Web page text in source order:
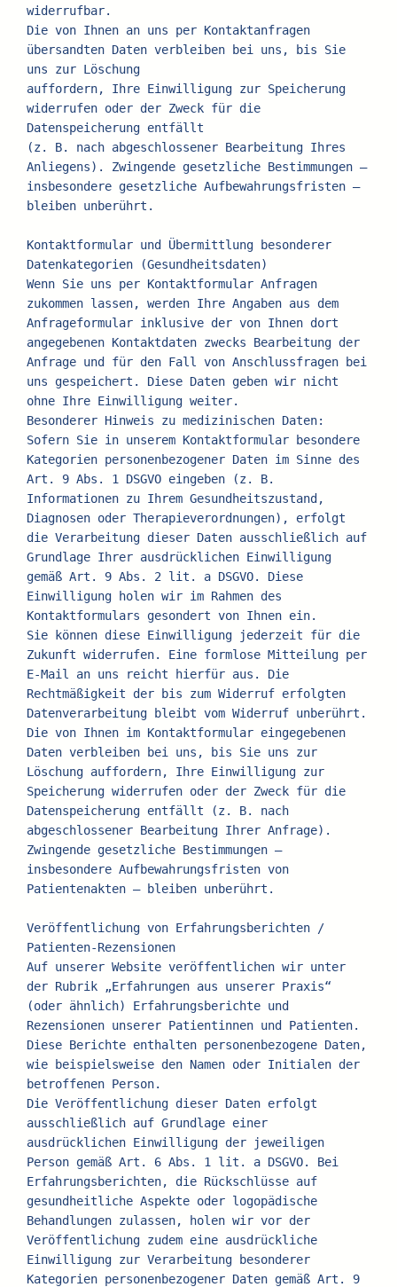
widerrufbar.
Die von Ihnen an uns per Kontaktanfragen
übersandten Daten verbleiben bei uns, bis Sie
uns zur Löschung
auffordern, Ihre Einwilligung zur Speicherung
widerrufen oder der Zweck für die
Datenspeicherung entfällt
(z. B. nach abgeschlossener Bearbeitung Ihres
Anliegens). Zwingende gesetzliche Bestimmungen –
insbesondere gesetzliche Aufbewahrungsfristen –
bleiben unberührt.
Kontaktformular und Übermittlung besonderer
Datenkategorien (Gesundheitsdaten)
Wenn Sie uns per Kontaktformular Anfragen
zukommen lassen, werden Ihre Angaben aus dem
Anfrageformular inklusive der von Ihnen dort
angegebenen Kontaktdaten zwecks Bearbeitung der
Anfrage und für den Fall von Anschlussfragen bei
uns gespeichert. Diese Daten geben wir nicht
ohne Ihre Einwilligung weiter.
Besonderer Hinweis zu medizinischen Daten:
Sofern Sie in unserem Kontaktformular besondere
Kategorien personenbezogener Daten im Sinne des
Art. 9 Abs. 1 DSGVO eingeben (z. B.
Informationen zu Ihrem Gesundheitszustand,
Diagnosen oder Therapieverordnungen), erfolgt
die Verarbeitung dieser Daten ausschließlich auf
Grundlage Ihrer ausdrücklichen Einwilligung
gemäß Art. 9 Abs. 2 lit. a DSGVO. Diese
Einwilligung holen wir im Rahmen des
Kontaktformulars gesondert von Ihnen ein.
Sie können diese Einwilligung jederzeit für die
Zukunft widerrufen. Eine formlose Mitteilung per
E-Mail an uns reicht hierfür aus. Die
Rechtmäßigkeit der bis zum Widerruf erfolgten
Datenverarbeitung bleibt vom Widerruf unberührt.
Die von Ihnen im Kontaktformular eingegebenen
Daten verbleiben bei uns, bis Sie uns zur
Löschung auffordern, Ihre Einwilligung zur
Speicherung widerrufen oder der Zweck für die
Datenspeicherung entfällt (z. B. nach
abgeschlossener Bearbeitung Ihrer Anfrage).
Zwingende gesetzliche Bestimmungen –
insbesondere Aufbewahrungsfristen von
Patientenakten – bleiben unberührt.
Veröffentlichung von Erfahrungsberichten /
Patienten-Rezensionen
Auf unserer Website veröffentlichen wir unter
der Rubrik „Erfahrungen aus unserer Praxis“
(oder ähnlich) Erfahrungsberichte und
Rezensionen unserer Patientinnen und Patienten.
Diese Berichte enthalten personenbezogene Daten,
wie beispielsweise den Namen oder Initialen der
betroffenen Person.
Die Veröffentlichung dieser Daten erfolgt
ausschließlich auf Grundlage einer
ausdrücklichen Einwilligung der jeweiligen
Person gemäß Art. 6 Abs. 1 lit. a DSGVO. Bei
Erfahrungsberichten, die Rückschlüsse auf
gesundheitliche Aspekte oder logopädische
Behandlungen zulassen, holen wir vor der
Veröffentlichung zudem eine ausdrückliche
Einwilligung zur Verarbeitung besonderer
Kategorien personenbezogener Daten gemäß Art. 9